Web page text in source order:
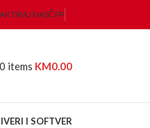
NASČPP
0 items KM0.00
I SOFTVER